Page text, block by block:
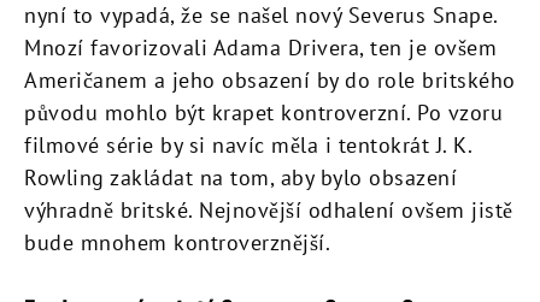
nyní to vypadá, že se našel nový Severus Snape.
Mnozí favorizovali Adama Drivera, ten je ovšem
Američanem a jeho obsazení by do role britského
původu mohlo být krapet kontroverzní. Po vzoru
filmové série by si navíc měla i tentokrát J. K.
Rowling zakládat na tom, aby bylo obsazení
výhradně britské. Nejnovější odhalení ovšem jistě
bude mnohem kontroverznější.